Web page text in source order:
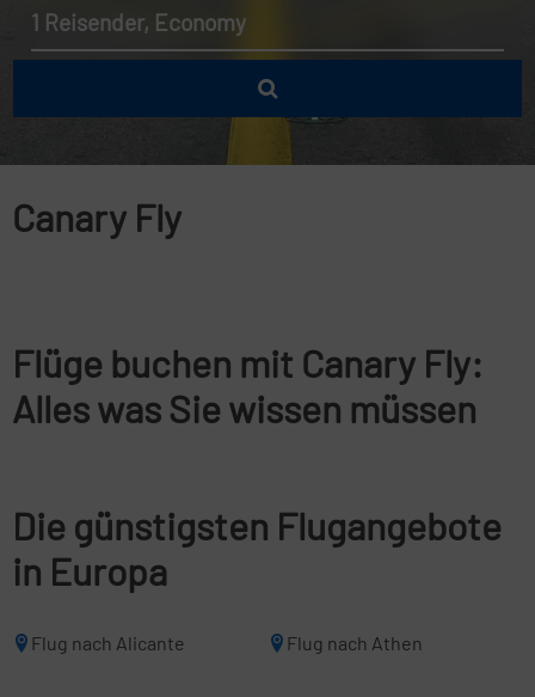
1 Reisender, Economy
Canary Fly
Flüge buchen mit Canary Fly:
Alles was Sie wissen müssen
Die günstigsten Flugangebote
in Europa
Flug nach Alicante Flug nach Athen